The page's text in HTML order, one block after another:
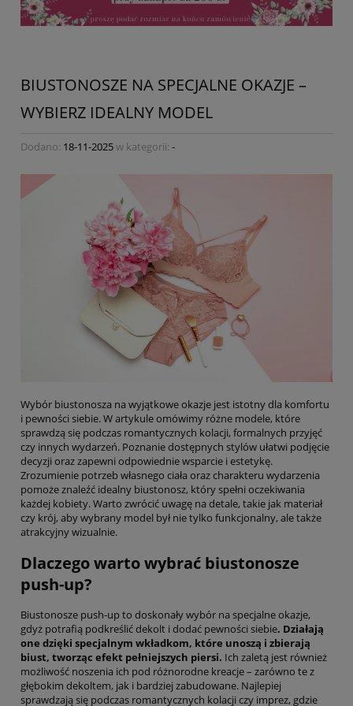
BIUSTONOSZE NA SPECJALNE OKAZJE –
WYBIERZ IDEALNY MODEL
Dodano: 18-11-2025w kategorii: -
Wybór biustonosza na wyjątkowe okazje jest istotny dla komfortu
i pewności siebie. W artykule omówimy różne modele, które
sprawdzą się podczas romantycznych kolacji, formalnych przyjęć
czy innych wydarzeń. Poznanie dostępnych stylów ułatwi podjęcie
decyzji oraz zapewni odpowiednie wsparcie i estetykę.
Zrozumienie potrzeb własnego ciała oraz charakteru wydarzenia
pomoże znaleźć idealny biustonosz, który spełni oczekiwania
każdej kobiety. Warto zwrócić uwagę na detale, takie jak materiał
czy krój, aby wybrany model był nie tylko funkcjonalny, ale także
atrakcyjny wizualnie.
Dlaczego warto wybrać biustonosze
push-up?
Biustonosze push-up to doskonały wybór na specjalne okazje,
gdyż potrafią podkreślić dekolt i dodać pewności siebie. Działają
one dzięki specjalnym wkładkom, które unoszą i zbierają
biust, tworząc efekt pełniejszych piersi. Ich zaletą jest również
możliwość noszenia ich pod różnorodne kreacje – zarówno te z
głębokim dekoltem, jak i bardziej zabudowane. Najlepiej
sprawdzają się podczas romantycznych kolacji czy imprez, gdzie